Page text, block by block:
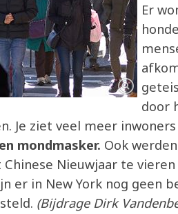
Er
door
Je ziet veel meer
mondmasker. Ook
Nieuwjaar te
er in New York nog geen
(Bijdrage Dirk